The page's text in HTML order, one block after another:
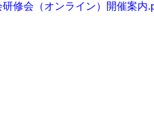
修会（オンライン）開催案内